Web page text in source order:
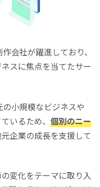
会社が躍進しており、
スに焦点を当てたサー
小規模なビジネスや
いるため、 個別のニー
元企業の成長を支援して
変化をテーマに取り入